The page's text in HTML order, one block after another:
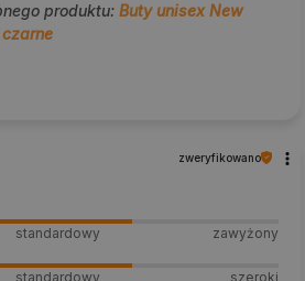
produktu: Buty unisex New
czarne
zweryfikowano
standardowy
zawyżony
standardowy szeroki